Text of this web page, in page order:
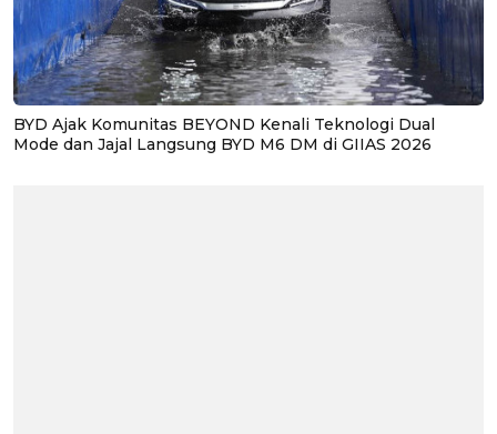
BYD Ajak Komunitas BEYOND Kenali Teknologi Dual
Mode dan Jajal Langsung BYD M6 DM di GIIAS 2026